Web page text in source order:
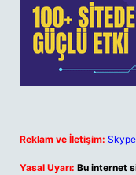
Reklam ve İletişim:
Yasal Uyarı: Bu internet